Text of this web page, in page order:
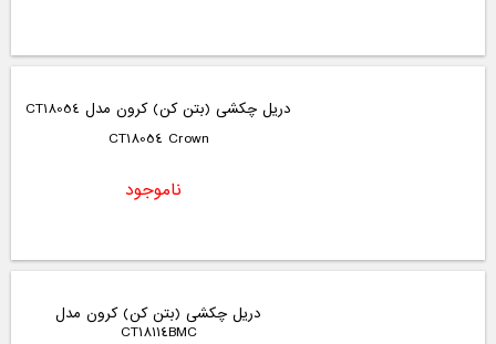
دریل چکشی (بتن کن) کرون مدل CT18054
CT18054 Crown
ناموجود
دریل چکشی (بتن کن) کرون مدل
CT18114BMC